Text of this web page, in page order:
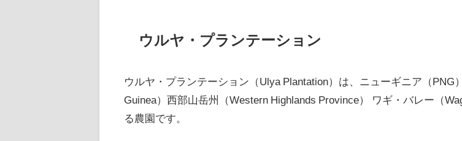
ウルヤ・プランテーション
ウルヤ・プランテーション（Ulya Plantation）は、ニューギニア（PNG
Guinea）西部山岳州（Western Highlands Province） ワギ・バレー（
る農園です。